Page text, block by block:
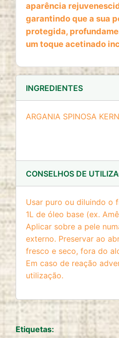
aparência
garantindo que a sua
protegida,
um toque acetinado
INGREDIENTES
ARGANIA SPINOSA
CONSELHOS DE
Usar puro ou diluindo o
1L de óleo base (ex.
Aplicar sobre a pele
externo. Preservar ao
fresco e seco, fora do
Em caso de reação
utilização.
Etiquetas: